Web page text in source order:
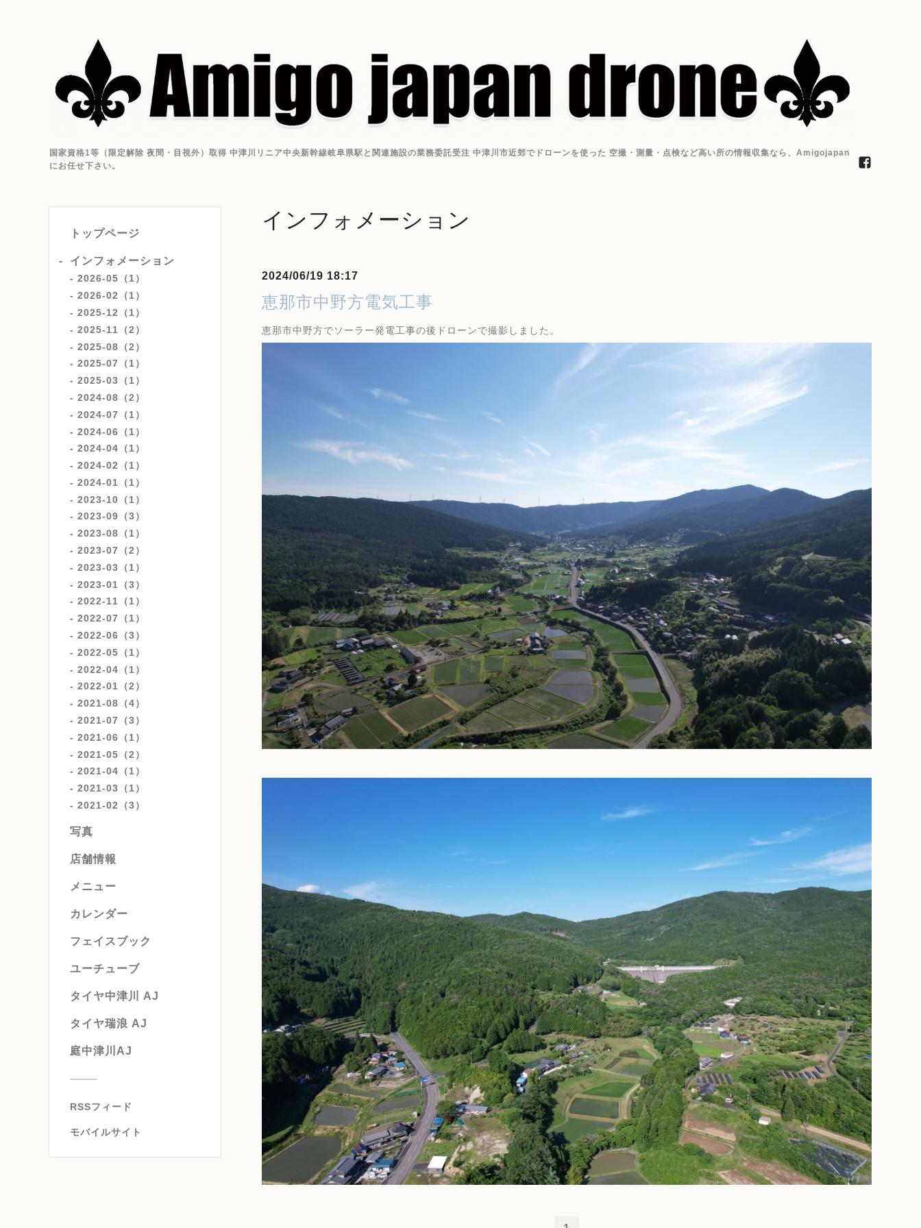
国家資格1等（限定解除 夜間・目視外）取得 中津川リニア中央新幹線岐阜県駅と関連施設の業務委託受注 中津川市近郊でドローンを使った 空撮・測量・点検など高い所の情報収集なら、Amigojapan
にお任せ下さい。
トップページ
インフォメーション
2026-05（1）
2026-02（1）
2025-12（1）
2025-11（2）
2025-08（2）
2025-07（1）
2025-03（1）
2024-08（2）
2024-07（1）
2024-06（1）
2024-04（1）
2024-02（1）
2024-01（1）
2023-10（1）
2023-09（3）
2023-08（1）
2023-07（2）
2023-03（1）
2023-01（3）
2022-11（1）
2022-07（1）
2022-06（3）
2022-05（1）
2022-04（1）
2022-01（2）
2021-08（4）
2021-07（3）
2021-06（1）
2021-05（2）
2021-04（1）
2021-03（1）
2021-02（3）
写真
店舗情報
メニュー
カレンダー
フェイスブック
ユーチューブ
タイヤ中津川 AJ
タイヤ瑞浪 AJ
庭中津川AJ
RSSフィード
モバイルサイト
インフォメーション
2024/06/19 18:17
恵那市中野方電気工事
恵那市中野方でソーラー発電工事の後ドローンで撮影しました。